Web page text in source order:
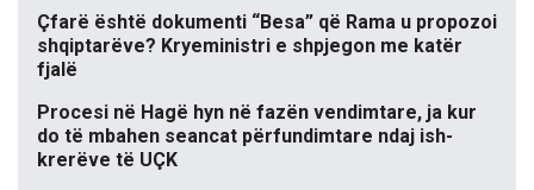
Çfarë është dokumenti “Besa” që Rama u propozoi
shqiptarëve? Kryeministri e shpjegon me katër
fjalë
Procesi në Hagë hyn në fazën vendimtare, ja kur
do të mbahen seancat përfundimtare ndaj ish-
krerëve të UÇK